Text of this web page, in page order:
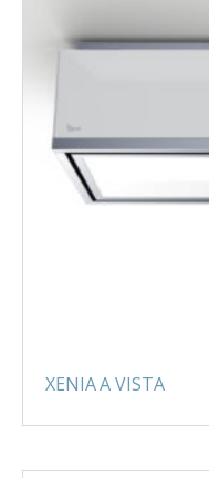
XENIA A VISTA